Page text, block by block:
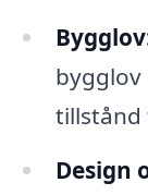
bygglov
tillstånd
Design